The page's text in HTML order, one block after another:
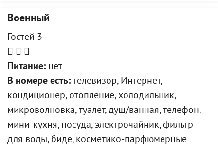
Военный
Гостей 3
Питание: нет
В номере есть: телевизор, Интернет,
кондиционер, отопление, холодильник,
микроволновка, туалет, душ/ванная, телефон,
мини-кухня, посуда, электрочайник, фильтр
для воды, биде, косметико-парфюмерные